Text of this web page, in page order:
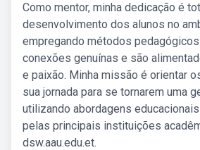
Como mentor, minha dedicação é
desenvolvimento dos alunos no
empregando métodos
conexões genuínas e são
e paixão. Minha missão é orientar
sua jornada para se tornarem uma
utilizando abordagens
pelas principais instituições
dsw.aau.edu.et.